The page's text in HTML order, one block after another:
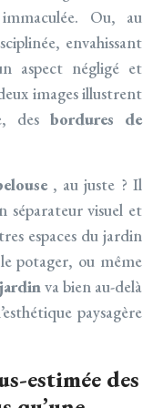
Ou, au
envahissant
aspect négligé et
images illustrent
des bordures de
, au juste ? Il
séparateur visuel et
espaces du jardin
potager, ou même
va bien au-delà
paysagère
estimée des